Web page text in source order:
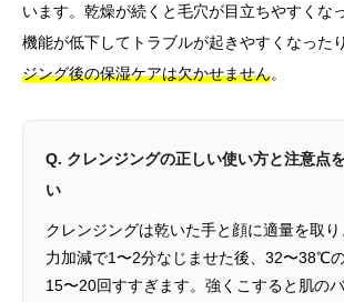
います。乾燥が続くと毛穴が目立ちやすくな
機能が低下してトラブルが起きやすくなった
ジング後の保湿ケアは欠かせません。
Q. クレンジングの正しい使い方と注意点
い
クレンジングは乾いた手と顔に適量を取
力加減で1〜2分なじませた後、32〜38℃
15〜20回すすぎます。強くこすると肌の